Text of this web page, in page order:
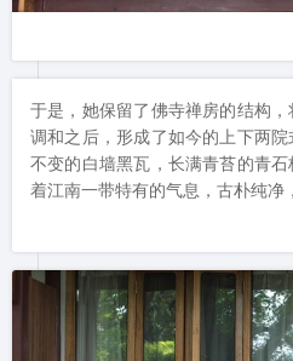
于是，她保留了佛寺禅房的结构
调和之后，形成了如今的上下两
不变的白墙黑瓦，长满青苔的青
着江南一带特有的气息，古朴纯净